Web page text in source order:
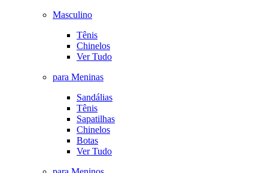
Masculino
Tênis
Chinelos
Ver Tudo
para Meninas
Sandálias
Tênis
Sapatilhas
Chinelos
Botas
Ver Tudo